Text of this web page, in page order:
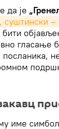
да је
–
гласање
име